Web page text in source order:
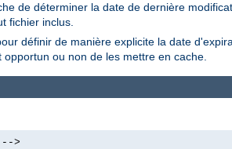
de déterminer la date de dernière
fichier inclus.
définir de manière explicite la date
ou non de les mettre en cache.
>